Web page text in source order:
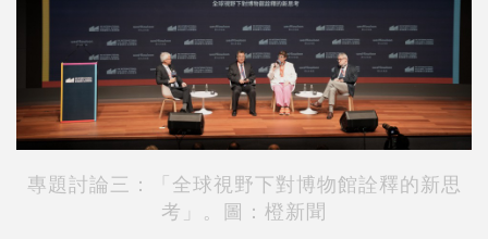
專題討論三：「全球視野下對博物館詮釋的新思
考」。圖：橙新聞